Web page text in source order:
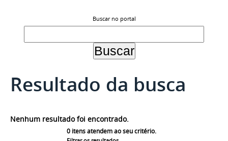
Buscar no portal
Resultado da busca
0 itens atendem ao seu critério.
Nenhum resultado foi encontrado.